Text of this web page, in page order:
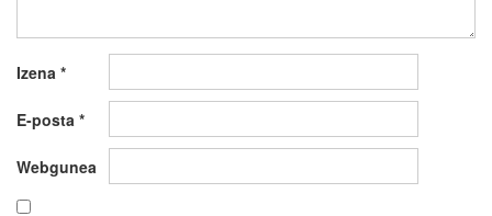
Izena *
E-posta *
Webgunea